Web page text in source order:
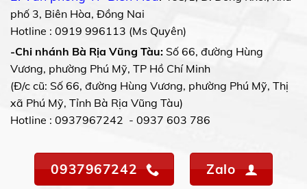
phố 3, Biên Hòa, Đồng Nai
Hotline : 0919 996113 (Ms Quyên)
-Chi nhánh Bà Rịa Vũng Tàu: Số 66, đường Hùng
Vương, phường Phú Mỹ, TP Hồ Chí Minh
(Đ/c cũ: Số 66, đường Hùng Vương, phường Phú Mỹ, Thị
xã Phú Mỹ, Tỉnh Bà Rịa Vũng Tàu)
Hotline : 0937967242 - 0937 603 786
0937967242 Zalo